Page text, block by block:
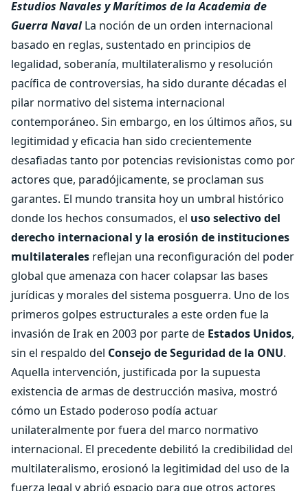
Estudios Navales y Marítimos de la Academia de
Guerra NavalLa noción de un orden internacional
basado en reglas, sustentado en principios de
legalidad, soberanía, multilateralismo y resolución
pacífica de controversias, ha sido durante décadas el
pilar normativo del sistema internacional
contemporáneo. Sin embargo, en los últimos años, su
legitimidad y eficacia han sido crecientemente
desafiadas tanto por potencias revisionistas como por
actores que, paradójicamente, se proclaman sus
garantes. El mundo transita hoy un umbral histórico
donde los hechos consumados, el uso selectivo del
derecho internacional y la erosión de instituciones
multilaterales reflejan una reconfiguración del poder
global que amenaza con hacer colapsar las bases
jurídicas y morales del sistema posguerra. Uno de los
primeros golpes estructurales a este orden fue la
invasión de Irak en 2003 por parte de Estados Unidos,
sin el respaldo del Consejo de Seguridad de la ONU.
Aquella intervención, justificada por la supuesta
existencia de armas de destrucción masiva, mostró
cómo un Estado poderoso podía actuar
unilateralmente por fuera del marco normativo
internacional. El precedente debilitó la credibilidad del
multilateralismo, erosionó la legitimidad del uso de la
fuerza legal y abrió espacio para que otros actores